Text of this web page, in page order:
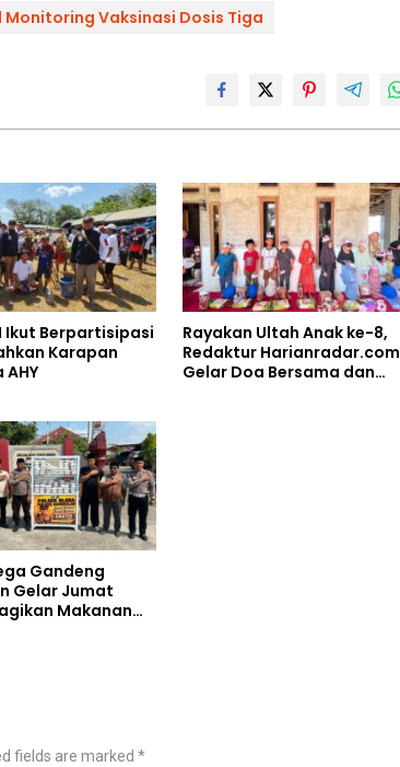
Vaksinasi Dosis Tiga
Ikut Berpartisipasi
Karapan
AHY
Rayakan Ultah Anak ke-8,
Redaktur Harianradar.com
Gelar Doa Bersama dan
Gandeng
Gelar Jumat
Makanan
fields are marked *